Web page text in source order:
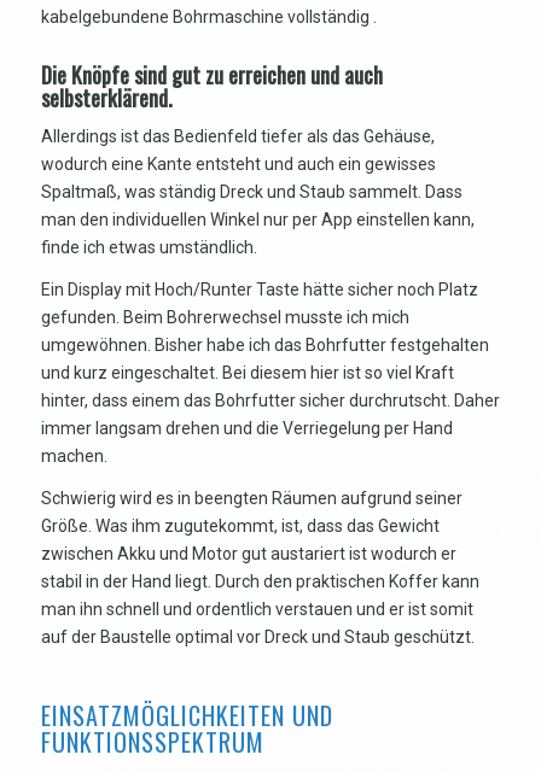
kabelgebundene Bohrmaschine vollständig .
Die Knöpfe sind gut zu erreichen und auch
selbsterklärend.
Allerdings ist das Bedienfeld tiefer als das Gehäuse,
wodurch eine Kante entsteht und auch ein gewisses
Spaltmaß, was ständig Dreck und Staub sammelt. Dass
man den individuellen Winkel nur per App einstellen kann,
finde ich etwas umständlich.
Ein Display mit Hoch/Runter Taste hätte sicher noch Platz
gefunden. Beim Bohrerwechsel musste ich mich
umgewöhnen. Bisher habe ich das Bohrfutter festgehalten
und kurz eingeschaltet. Bei diesem hier ist so viel Kraft
hinter, dass einem das Bohrfutter sicher durchrutscht. Daher
immer langsam drehen und die Verriegelung per Hand
machen.
Schwierig wird es in beengten Räumen aufgrund seiner
Größe. Was ihm zugutekommt, ist, dass das Gewicht
zwischen Akku und Motor gut austariert ist wodurch er
stabil in der Hand liegt. Durch den praktischen Koffer kann
man ihn schnell und ordentlich verstauen und er ist somit
auf der Baustelle optimal vor Dreck und Staub geschützt.
EINSATZMÖGLICHKEITEN UND
FUNKTIONSSPEKTRUM